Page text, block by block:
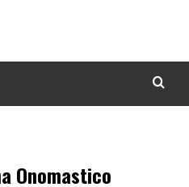
Onomastico